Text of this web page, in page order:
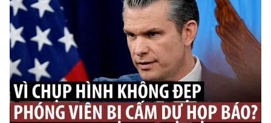
Giấy phép xuất bản số 110/GP - BTTTT cấp ngày 24.3.2020
© 2003-2026 Bản quyền thuộc về Báo Thanh Niên. Cấm sao chép
dưới mọi hình thức nếu không có sự chấp thuận bằng văn bản.
Phát triển bởi ePi Technologies, JSC.